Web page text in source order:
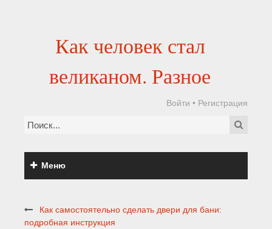
Как человек стал
великаном. Разное
Войти • Регистрация
Меню
Как самостоятельно сделать двери для бани:
подробная инструкция